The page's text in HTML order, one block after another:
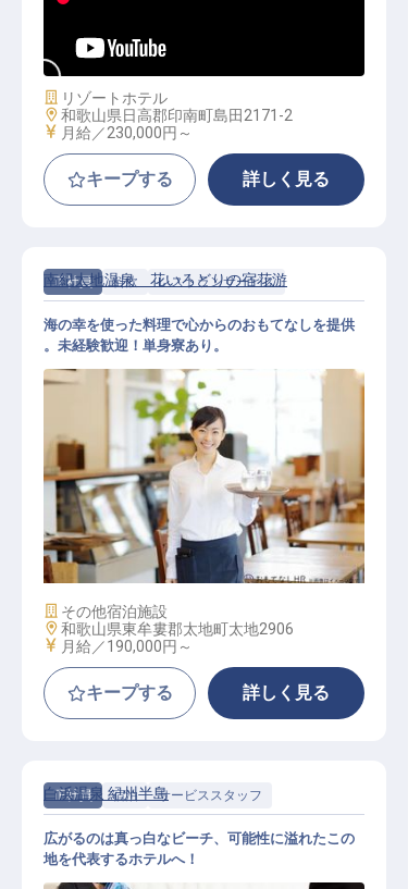
寮全額会社負担／月給25万円～
施設業態
リゾートホテル
勤務地
和歌山県日高郡印南町島田2171-2
給与
月給／230,000円～
キープする 詳しく見る
正社員 料飲 レストランサービス
レストランサービス / 正社員
南紀太地温泉 花いろどりの宿花游
海の幸を使った料理で心からのおもてなしを提供
。未経験歓迎！単身寮あり。
施設業態
その他宿泊施設
勤務地
和歌山県東牟婁郡太地町太地2906
給与
月給／190,000円～
キープする 詳しく見る
正社員 宿泊 サービススタッフ
白浜温泉 紀州半島
広がるのは真っ白なビーチ、可能性に溢れたこの
地を代表するホテルへ！